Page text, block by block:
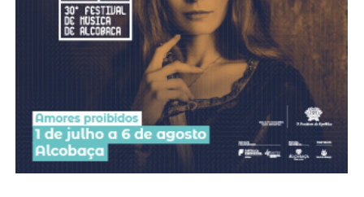
assinantes
Ofertas para assinatura anual
Escolha o plano